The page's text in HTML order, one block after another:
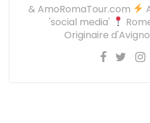
& AmoRomaTour.com
'social media'
Originaire